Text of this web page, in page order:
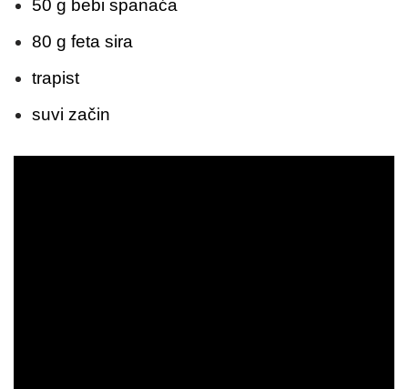
50 g bebi spanaća
80 g feta sira
trapist
suvi začin